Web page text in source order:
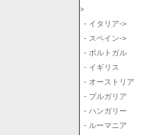
>
- イタリア->
- スペイン->
- ポルトガル
- イギリス
- オーストリア
- ブルガリア
- ハンガリー
- ルーマニア